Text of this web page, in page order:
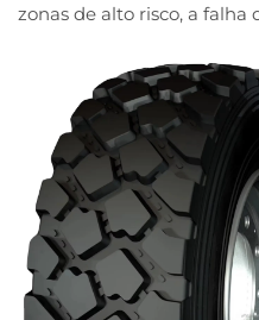
zonas de alto risco, a
runflat tornaram-se uma
que não podem assumir
completa...